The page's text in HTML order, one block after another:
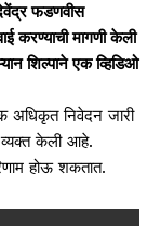
फडणवीस
करण्याची मागणी केली
शिल्पाने एक व्हिडिओ
अधिकृत निवेदन जारी
व्यक्त केली आहे.
होऊ शकतात.